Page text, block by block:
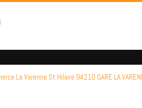
La Varenne St Hilaire 94210 GARE LA